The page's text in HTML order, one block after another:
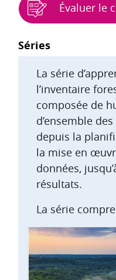
Évaluer le
Blocs
Séries
La série
l’inventaire
composée de
d’ensemble
depuis la
la mise en
données,
résultats.
La série